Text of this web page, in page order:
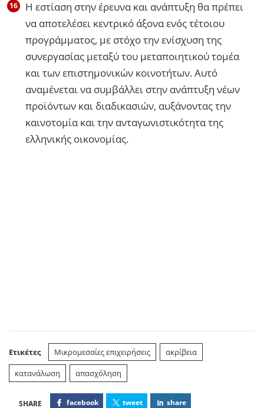
Η εστίαση στην έρευνα και ανάπτυξη θα πρέπει
να αποτελέσει κεντρικό άξονα ενός τέτοιου
προγράμματος, με στόχο την ενίσχυση της
συνεργασίας μεταξύ του μεταποιητικού τομέα
και των επιστημονικών κοινοτήτων. Αυτό
αναμένεται να συμβάλλει στην ανάπτυξη νέων
προϊόντων και διαδικασιών, αυξάνοντας την
καινοτομία και την ανταγωνιστικότητα της
ελληνικής οικονομίας.
Ετικέτες Μικρομεσαίες επιχειρήσεις
ακρίβεια
κατανάλωση
απασχόληση
facebook tweet share